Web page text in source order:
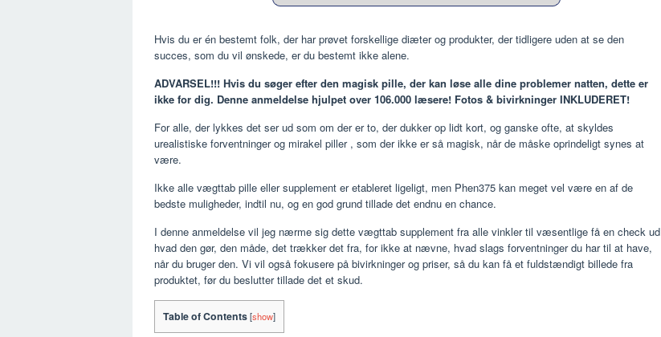
Hvis du er én bestemt folk, der har prøvet forskellige diæter og produkter, der tidligere uden at se den
succes, som du vil ønskede, er du bestemt ikke alene.
ADVARSEL!!! Hvis du søger efter den magisk pille, der kan løse alle dine problemer natten, dette er
ikke for dig. Denne anmeldelse hjulpet over 106.000 læsere! Fotos & bivirkninger INKLUDERET!
For alle, der lykkes det ser ud som om der er to, der dukker op lidt kort, og ganske ofte, at skyldes
urealistiske forventninger og mirakel piller , som der ikke er så magisk, når de måske oprindeligt synes at
være.
Ikke alle vægttab pille eller supplement er etableret ligeligt, men Phen375 kan meget vel være en af ​​de
bedste muligheder, indtil nu, og en god grund tillade det endnu en chance.
I denne anmeldelse vil jeg nærme sig dette vægttab supplement fra alle vinkler til væsentlige få en check ud
hvad den gør, den måde, det trækker det fra, for ikke at nævne, hvad slags forventninger du har til at have,
når du bruger den. Vi vil også fokusere på bivirkninger og priser, så du kan få et fuldstændigt billede fra
produktet, før du beslutter tillade det et skud.
Table of Contents[show]